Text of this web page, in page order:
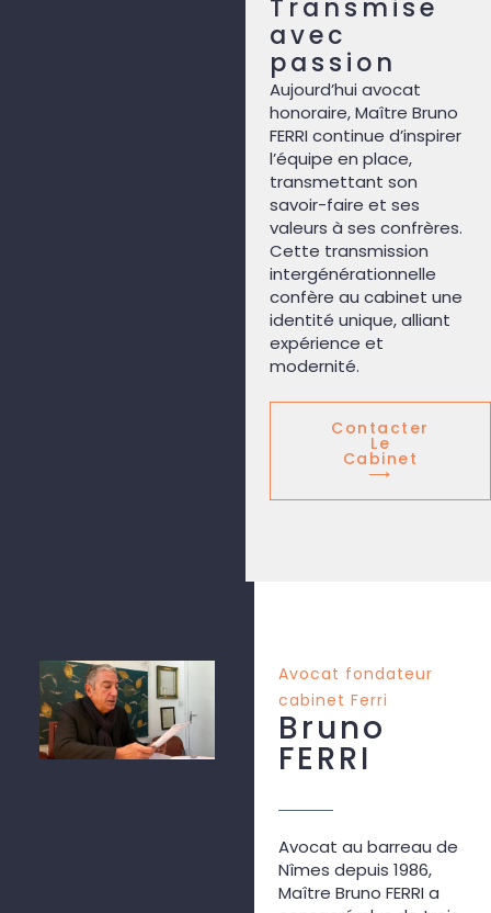
Transmise
avec
passion
Aujourd’hui avocat
honoraire, Maître Bruno
FERRI continue d’inspirer
l’équipe en place,
transmettant son
savoir-faire et ses
valeurs à ses confrères.
Cette transmission
intergénérationnelle
confère au cabinet une
identité unique, alliant
expérience et
modernité.
Contacter
Le
Cabinet
⟶
Avocat fondateur
cabinet Ferri
Bruno
FERRI
Avocat au barreau de
Nîmes depuis 1986,
Maître Bruno FERRI a